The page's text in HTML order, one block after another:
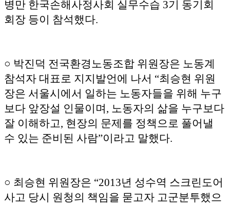
병만 한국손해사정사회 실무수습 3기 동기회
회장 등이 참석했다.
○ 박진덕 전국환경노동조합 위원장은 노동계
참석자 대표로 지지발언에 나서 “최승현 위원
장은 서울시에서 일하는 노동자들을 위해 누구
보다 앞장설 인물이며, 노동자의 삶을 누구보다
잘 이해하고, 현장의 문제를 정책으로 풀어낼
수 있는 준비된 사람”이라고 말했다.
○ 최승현 위원장은 “2013년 성수역 스크린도어
사고 당시 원청의 책임을 묻고자 고군분투했으